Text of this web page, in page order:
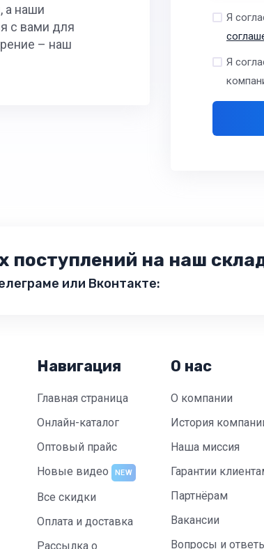
а наши
с вами для
– наш
Я
Я
поступлений на наш
или Вконтакте:
Навигация
Главная страница
Онлайн-каталог
Оптовый прайс
Новые видео
NEW
Все скидки
Оплата и доставка
Рассылка о
О нас
О компании
История
Наша миссия
Гарантии
Партнёрам
Вакансии
Вопросы и